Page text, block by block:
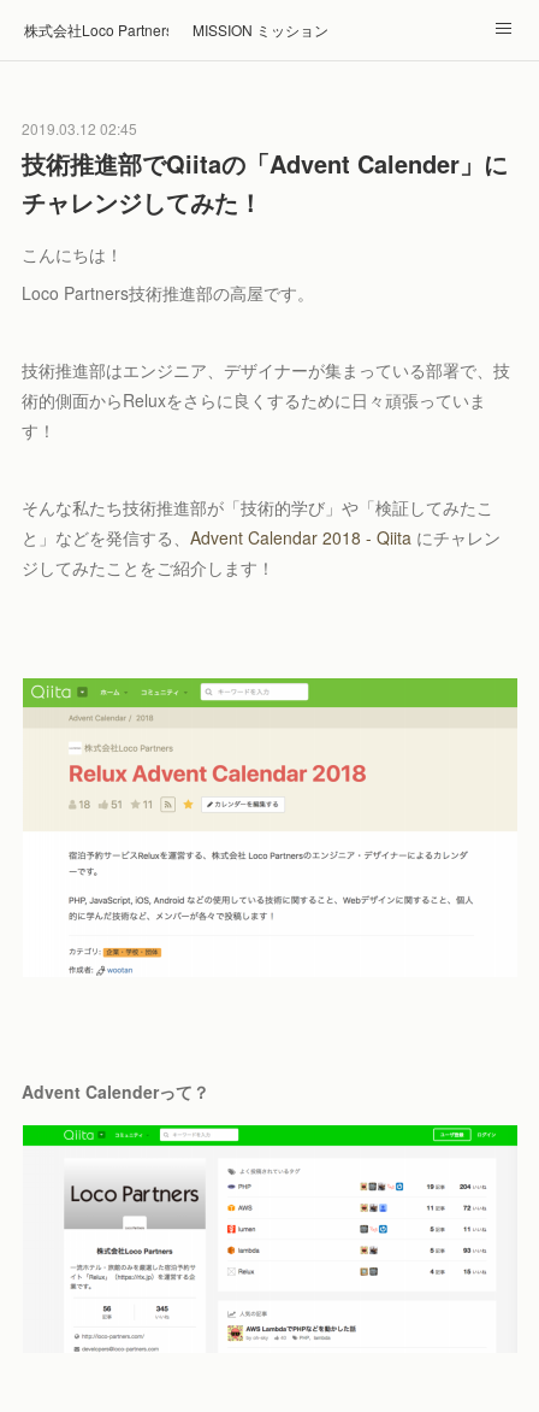
株式会社Loco Partners 🏠HomeMISSION ミッション
Blog ブログ
2019.03.12 02:45
技術推進部でQiitaの「Advent Calender」に
チャレンジしてみた！
こんにちは！
Loco Partners技術推進部の高屋です。
技術推進部はエンジニア、デザイナーが集まっている部署で、技
術的側面からReluxをさらに良くするために日々頑張っていま
す！
そんな私たち技術推進部が「技術的学び」や「検証してみたこ
と」などを発信する、Advent Calendar 2018 - Qiita にチャレン
ジしてみたことをご紹介します！
Advent Calenderって？